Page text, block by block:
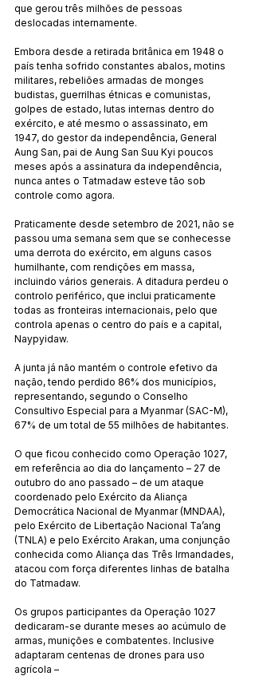
que gerou três milhões de pessoas
deslocadas internamente.
Embora desde a retirada britânica em 1948 o
país tenha sofrido constantes abalos, motins
militares, rebeliões armadas de monges
budistas, guerrilhas étnicas e comunistas,
golpes de estado, lutas internas dentro do
exército, e até mesmo o assassinato, em
1947, do gestor da independência, General
Aung San, pai de Aung San Suu Kyi poucos
meses após a assinatura da independência,
nunca antes o Tatmadaw esteve tão sob
controle como agora.
Praticamente desde setembro de 2021, não se
passou uma semana sem que se conhecesse
uma derrota do exército, em alguns casos
humilhante, com rendições em massa,
incluindo vários generais. A ditadura perdeu o
controlo periférico, que inclui praticamente
todas as fronteiras internacionais, pelo que
controla apenas o centro do país e a capital,
Naypyidaw.
A junta já não mantém o controle efetivo da
nação, tendo perdido 86% dos municípios,
representando, segundo o Conselho
Consultivo Especial para a Myanmar (SAC-M),
67% de um total de 55 milhões de habitantes.
O que ficou conhecido como Operação 1027,
em referência ao dia do lançamento – 27 de
outubro do ano passado – de um ataque
coordenado pelo Exército da Aliança
Democrática Nacional de Myanmar (MNDAA),
pelo Exército de Libertação Nacional Ta’ang
(TNLA) e pelo Exército Arakan, uma conjunção
conhecida como Aliança das Três Irmandades,
atacou com força diferentes linhas de batalha
do Tatmadaw.
Os grupos participantes da Operação 1027
dedicaram-se durante meses ao acúmulo de
armas, munições e combatentes. Inclusive
adaptaram centenas de drones para uso
agrícola –